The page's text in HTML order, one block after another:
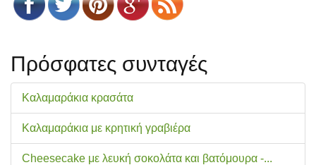
Πρόσφατες συνταγές
Καλαμαράκια κρασάτα
Καλαμαράκια με κρητική γραβιέρα
Cheesecake με λευκή σοκολάτα και βατόμουρα -...